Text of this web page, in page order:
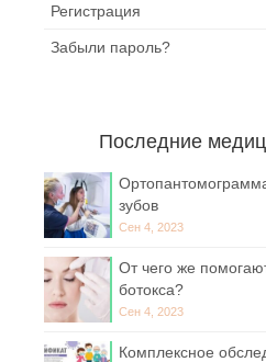
Регистрация
Забыли пароль?
Последние
зубов
Сен 4, 2023
От чего же
ботокса?
Сен 4, 2023
Комплексное